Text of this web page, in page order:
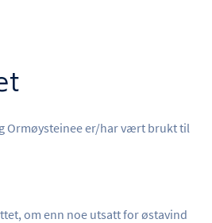
Ormøysteinee er/har vært brukt til
om enn noe utsatt for østavind